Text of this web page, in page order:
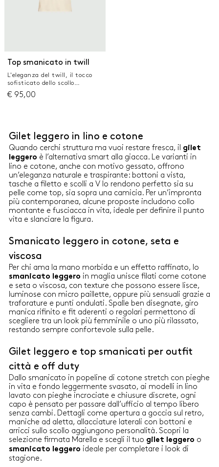
Top smanicato in twill
L'eleganza del twill, il tocco
sofisticato dello scollo
drappeggiato all'americana:
ecco il top protagonista di
almeno il 50% delle materie
prime derivanti dalla cellulosa
del legno, fibra ricavata nel
rispetto del patrimonio
forestale Top in twill tecnico Fit
regolare Scollo all'americana
con drappeggio sul davanti e
bottoncino sul retro Linea semi
aderente Schiena scoperta con
nastri da annodare
€ 95,00
Gilet leggero in lino e cotone
Quando cerchi struttura ma vuoi restare fresca, il gilet
leggero è l’alternativa smart alla giacca. Le varianti in
lino e cotone, anche con motivo gessato, offrono
un’eleganza naturale e traspirante: bottoni a vista,
tasche a filetto e scolli a V lo rendono perfetto sia su
pelle come top, sia sopra una camicia. Per un’impronta
più contemporanea, alcune proposte includono collo
montante e fusciacca in vita, ideale per definire il punto
vita e slanciare la figura.
Smanicato leggero in cotone, seta e
viscosa
Per chi ama la mano morbida e un effetto raffinato, lo
smanicato leggero in maglia unisce filati come cotone
e seta o viscosa, con texture che possono essere lisce,
luminose con micro paillette, oppure più sensuali grazie a
traforature e punti ondulati. Spalle ben disegnate, giro
manica rifinito e fit aderenti o regolari permettono di
scegliere tra un look più femminile o uno più rilassato,
restando sempre confortevole sulla pelle.
Gilet leggero e top smanicati per outfit
città e off duty
Dallo smanicato in popeline di cotone stretch con pieghe
in vita e fondo leggermente svasato, ai modelli in lino
lavato con pieghe incrociate e chiusure discrete, ogni
capo è pensato per passare dall’ufficio al tempo libero
senza cambi. Dettagli come apertura a goccia sul retro,
maniche ad aletta, allacciature laterali con bottoni e
arricci sullo scollo aggiungono personalità. Scopri la
selezione firmata Marella e scegli il tuo gilet leggero o
smanicato leggero ideale per completare i look di
stagione.